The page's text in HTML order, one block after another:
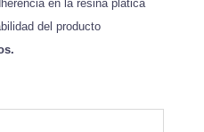
en la resina plática
del producto